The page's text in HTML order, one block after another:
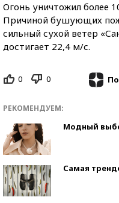
Огонь уничтожил более
Причиной бушующих
сильный сухой ветер
достигает 22,4 м/с.
0 0
РЕКОМЕНДУЕМ:
Модный
Самая